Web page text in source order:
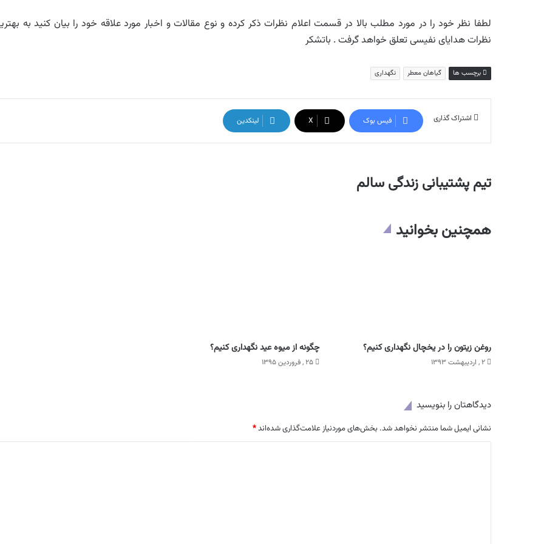
لطفا نظر خود را در مورد مطلب بالا در قسمت اعلام نظرات ذکر کرده و نوع مقالات و اخبار مورد علاقه خود را بیان کنید به
نظرات هدایای نفیسی تعلق خواهد گرفت . باتشکر
برچسب ها گیاهان معطر نگهداری
اشتراک گذاری فیس بوک X لینکدین
تیم پشتیبانی زندگی سالم
همچنین بخوانید
روغن زیتون را در یخچال نگهداری کنیم؟
۲ , اردیبهشت ۱۳۹۳
چگونه از میوه عید نگهداری کنیم؟
۲۵ , فروردین ۱۳۹۵
دیدگاهتان را بنویسید
نشانی ایمیل شما منتشر نخواهد شد. بخش‌های موردنیاز علامت‌گذاری شده‌اند*